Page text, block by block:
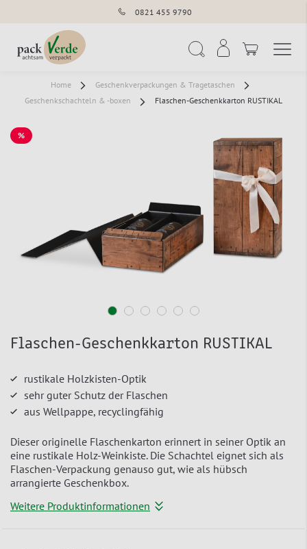
0821 455 9790
Home
Geschenkverpackungen & Tragetaschen
Geschenkschachteln & -boxen
Flaschen-Geschenkkarton RUSTIKAL
%
Flaschen-Geschenkkarton RUSTIKAL
rustikale Holzkisten-Optik
sehr guter Schutz der Flaschen
aus Wellpappe, recyclingfähig
Dieser originelle Flaschenkarton erinnert in seiner Optik an
eine rustikale Holz-Weinkiste. Die Schachtel eignet sich als
Flaschen-Verpackung genauso gut, wie als hübsch
arrangierte Geschenkbox.
Weitere Produktinformationen